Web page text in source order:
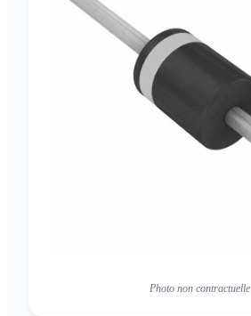
Photo non contractuelle